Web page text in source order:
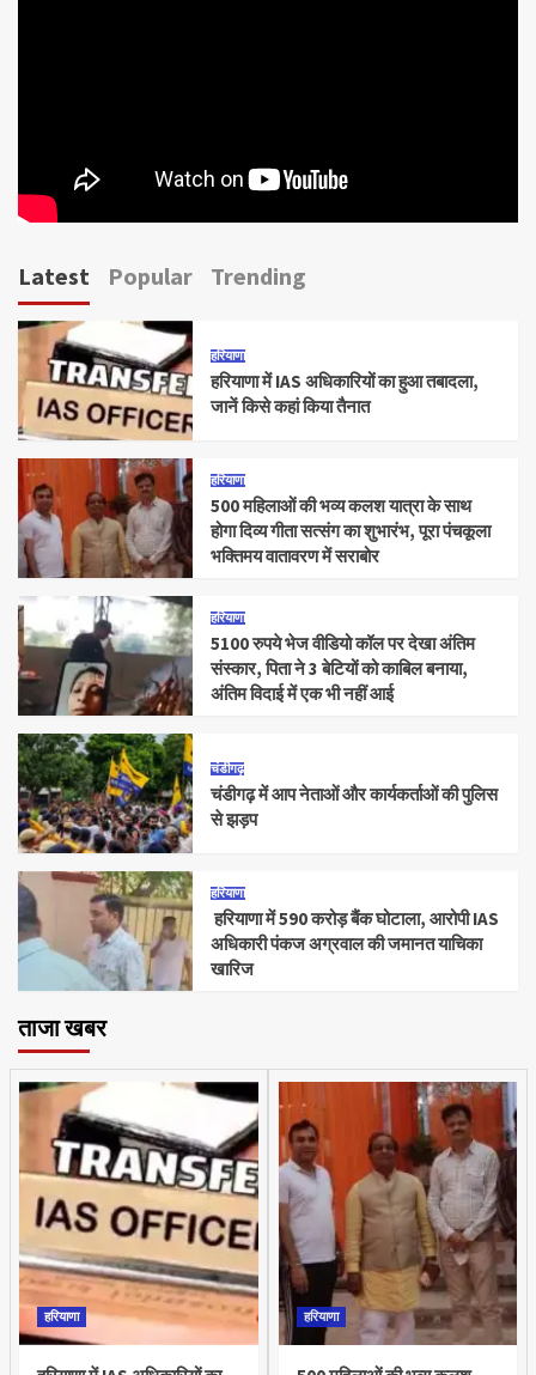
Latest Popular Trending
हरियाणा
हरियाणा में IAS अधिकारियों का हुआ तबादला,
जानें किसे कहां किया तैनात
हरियाणा
500 महिलाओं की भव्य कलश यात्रा के साथ
होगा दिव्य गीता सत्संग का शुभारंभ, पूरा पंचकूला
भक्तिमय वातावरण में सराबोर
हरियाणा
5100 रुपये भेज वीडियो कॉल पर देखा अंतिम
संस्कार, पिता ने 3 बेटियों को काबिल बनाया,
अंतिम विदाई में एक भी नहीं आई
चंडीगढ़
चंडीगढ़ में आप नेताओं और कार्यकर्ताओं की पुलिस
से झड़प
हरियाणा
हरियाणा में 590 करोड़ बैंक घोटाला, आरोपी IAS
अधिकारी पंकज अग्रवाल की जमानत याचिका
खारिज
ताजा खबर
हरियाणा हरियाणा